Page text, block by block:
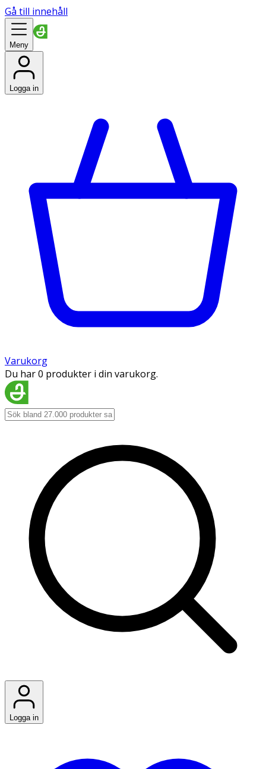
Gå till innehåll
Meny
Logga in
Varukorg
Du har 0 produkter i din varukorg.
Logga in